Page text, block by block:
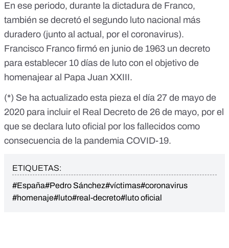
En ese periodo, durante la dictadura de Franco,
también se decretó el segundo luto nacional más
duradero (junto al actual, por el coronavirus).
Francisco Franco firmó en junio de 1963 un decreto
para establecer 10 días de luto con el objetivo de
homenajear al Papa Juan XXIII.
(*) Se ha actualizado esta pieza el día 27 de mayo de
2020 para incluir el Real Decreto de 26 de mayo, por el
que se declara luto oficial por los fallecidos como
consecuencia de la pandemia COVID-19.
ETIQUETAS:
#España#Pedro Sánchez#víctimas#coronavirus
#homenaje#luto#real-decreto#luto oficial